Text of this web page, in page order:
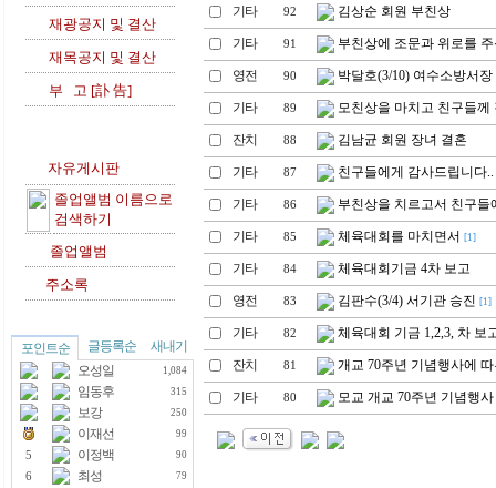
재광공지 및 결산
재목공지 및 결산
부 고 [訃 告]
자유게시판
졸업앨범 이름으로
검색하기
졸업앨범
주소록
포인트순 글등록순
새내기
오성일
1,084
임동후 315
보강 250
이재선 99
5 이정백 90
6 최성 79
기타 92 김상순 회원 부친상
기타 91 부친상에 조문과 위로를
영전 90 박달호(3/10) 여수소방서장
기타 89 모친상을 마치고 친구들께
잔치 88 김남균 회원 장녀 결혼
기타 87 친구들에게 감사드립니다..
기타 86 부친상을 치르고서 친구들
기타 85 체육대회를 마치면서 [1]
기타 84 체육대회기금 4차 보고
영전 83 김판수(3/4) 서기관 승진 [1]
기타 82 체육대회 기금 1,2,3, 차 보
잔치 81 개교 70주년 기념행사에
기타 80 모교 개교 70주년 기념행